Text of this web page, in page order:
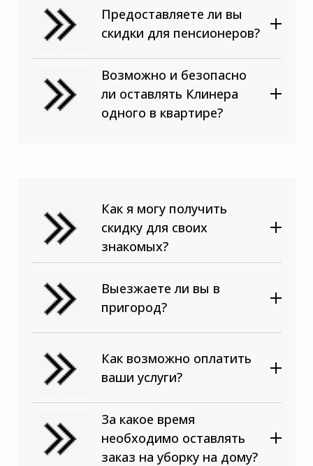
Предоставляете ли вы
скидки для пенсионеров?
Возможно и безопасно
ли оставлять Клинера
одного в квартире?
Как я могу получить
скидку для своих
знакомых?
Выезжаете ли вы в
пригород?
Как возможно оплатить
ваши услуги?
За какое время
необходимо оставлять
заказ на уборку на дому?